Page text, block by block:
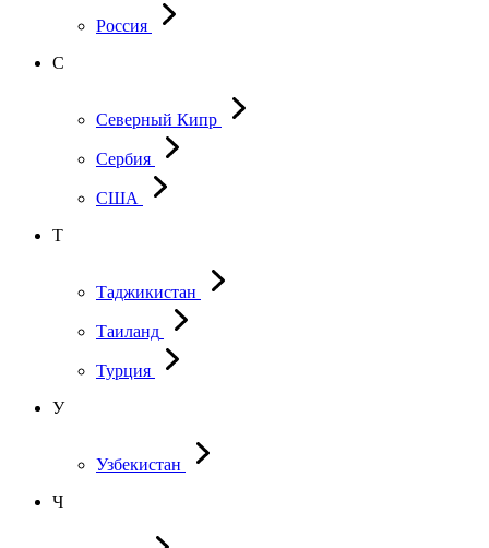
Россия
С
Северный Кипр
Сербия
США
Т
Таджикистан
Таиланд
Турция
У
Узбекистан
Ч